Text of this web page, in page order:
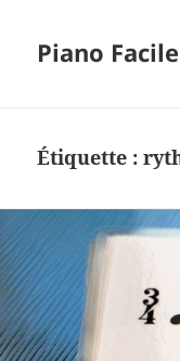
Piano Facile
Étiquette :